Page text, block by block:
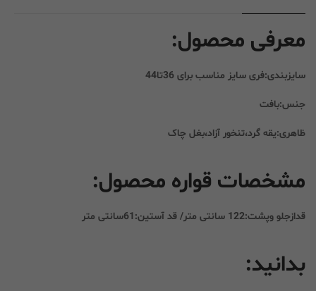
معرفی محصول:
سایزبندی:فری سایز مناسب برای 36تا44
جنس:بافت
ظاهری:یقه گرد،تنخور آزاد،بغل چاک
مشخصات قواره محصول:
قدازجلو وپشت:122 سانتی متر/ قد آستین:61سانتی متر
بدانید: